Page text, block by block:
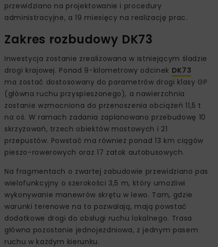
przewidziano na projektowanie i procedury
administracyjne, a 19 miesięcy na realizację prac.
Zakres rozbudowy DK73
Inwestycja zostanie zrealizowana w istniejącym śladzie
drogi krajowej. Ponad 9-kilometrowy odcinek DK73
ma zostać dostosowany do parametrów drogi klasy GP
(główna ruchu przyspieszonego), a nawierzchnia
zostanie wzmocniona do przenoszenia obciążeń 11,5 t
na oś. W ramach zadania zaplanowano przebudowę 10
skrzyżowań, trzech obiektów mostowych i 21
przepustów. Powstać ma również ponad 13 km ciągów
pieszo-rowerowych oraz 17 zatok autobusowych.
Na fragmentach o zwartej zabudowie przewidziano pas
wielofunkcyjny o szerokości 3,5 m, który umożliwi
wykonywanie manewrów skrętu w lewo. Tam, gdzie
warunki terenowe na to pozwalają, mają powstać
dodatkowe drogi do obsługi ruchu lokalnego. Trasa
główna pozostanie jednojezdniowa, z jednym pasem
ruchu w każdym kierunku.